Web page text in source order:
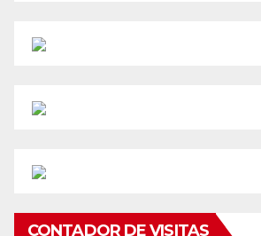
CONTADOR DE VISITAS